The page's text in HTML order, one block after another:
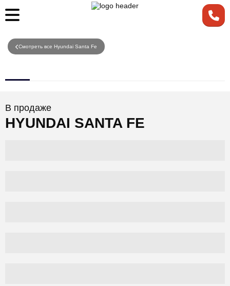
Смотреть все Hyundai Santa Fe
В продаже
HYUNDAI SANTA FE